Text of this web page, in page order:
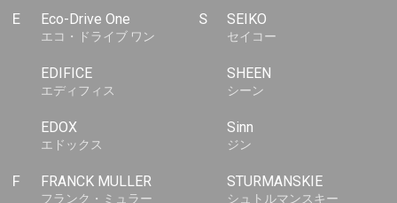
E Eco-Drive One
エコ・ドライブ ワン
EDIFICE
エディフィス
EDOX
エドックス
F FRANCK MULLER
フランク・ミュラー
S SEIKO
セイコー
SHEEN
シーン
Sinn
ジン
STURMANSKIE
シュトルマンスキー